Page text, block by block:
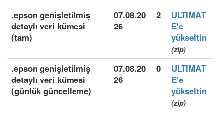
.epson genişletilmiş
detaylı veri kümesi
(tam)
07.08.20
26
2
ULTIMAT
E'e
yükseltin
(zip)
.epson genişletilmiş
detaylı veri kümesi
(günlük güncelleme)
07.08.20
26
0
ULTIMAT
E'e
yükseltin
(zip)